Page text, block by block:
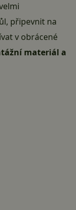
připevnit na
v obrácené
materiál a